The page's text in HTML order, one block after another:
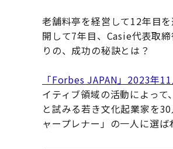
老舗料亭を経営して12年目
開して7年目、Casie代表取
りの、成功の秘訣とは？
「Forbes JAPAN」2023年
イティブ領域の活動によっ
と試みる若き文化起業家を
ャープレナー」の一人に選ば